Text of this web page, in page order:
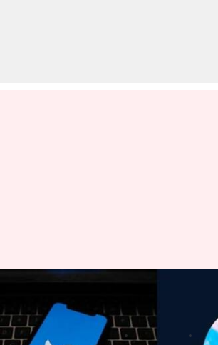
డోర్సే లాంచ్ చేయనున్న
వ్రాసిన వారు Nishkala Sathivada Mar 01, 2023